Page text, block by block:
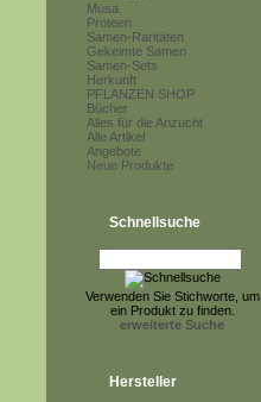
Musa
Proteen
Samen-Raritäten
Gekeimte Samen
Samen-Sets
Herkunft
PFLANZEN SHOP
Bücher
Alles für die Anzucht
Alle Artikel
Angebote
Neue Produkte
Schnellsuche
Verwenden Sie Stichworte, um
ein Produkt zu finden.
erweiterte Suche
Hersteller